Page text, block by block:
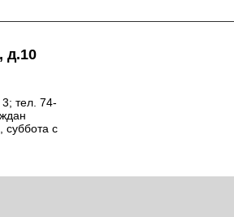
д.10
тел. 74-
суббота с